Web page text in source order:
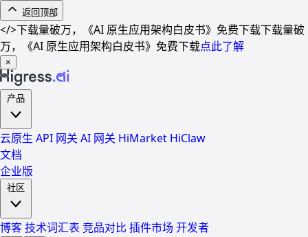
返回顶部
</>下载量破万，《AI 原生应用架构白皮书》免费下载下载量破
万，《AI 原生应用架构白皮书》免费下载点此了解
×
云原生 API 网关 AI 网关 HiMarket HiClaw
文档
企业版
博客技术词汇表 竞品对比 插件市场 开发者